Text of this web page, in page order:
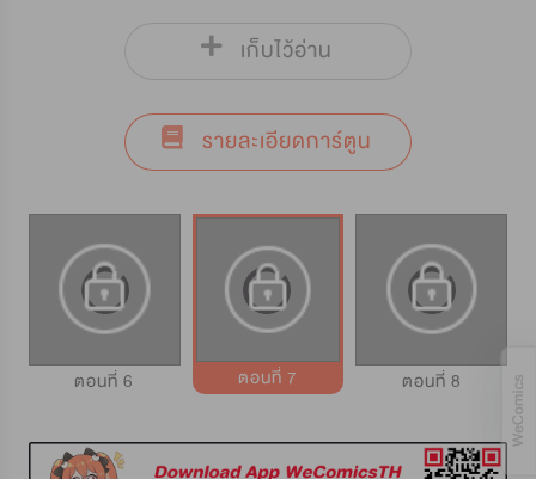
เก็บไว้อ่าน
รายละเอียดการ์ตูน
ตอนที่ 6 ตอนที่ 7 ตอนที่ 8